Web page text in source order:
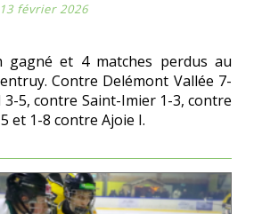
13 février 2026
gagné et 4 matches perdus au
Contre Delémont Vallée 7-
3-5, contre Saint-Imier 1-3, contre
et 1-8 contre Ajoie I.